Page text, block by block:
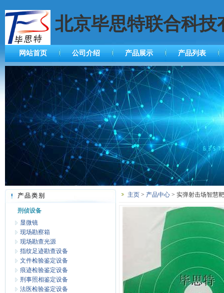
北京毕思特联合科技
网站首页 公司介绍 产品展示 产品列表
产品类别
刑侦设备
显微镜
现场勘察箱
现场勘查光源
指纹足迹勘查设备
文件检验鉴定设备
痕迹检验鉴定设备
刑事照相鉴定设备
法医检验鉴定设备
主页 > 产品中心 > 实弹射击场智慧